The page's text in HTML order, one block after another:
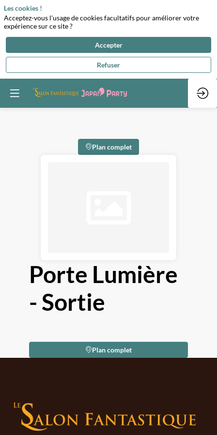
Plan complet
Porte Lumière
- Sortie
Plan complet
Les cookies !
Acceptez-vous l'usage de cookies facultatifs pour améliorer votre
expérience sur ce site ?
Accepter
Refuser